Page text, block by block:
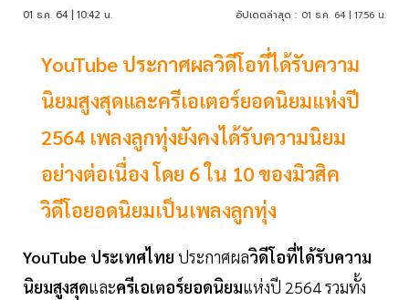
01 ธ.ค. 64 | 10:42 น. อัปเดตล่าสุด : 01 ธ.ค. 64 | 17:56 น.
YouTube ประกาศผลวิดีโอที่ได้รับความ
นิยมสูงสุดและครีเอเตอร์ยอดนิยมแห่งปี
2564 เพลงลูกทุ่งยังคงได้รับความนิยม
อย่างต่อเนื่อง โดย 6 ใน 10 ของมิวสิค
วิดีโอยอดนิยมเป็นเพลงลูกทุ่ง
YouTube ประเทศไทย ประกาศผลวิดีโอที่ได้รับความ
นิยมสูงสุดและครีเอเตอร์ยอดนิยมแห่งปี 2564 รวมทั้ง